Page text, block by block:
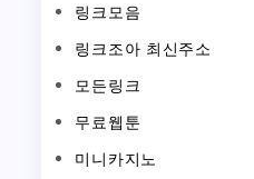
링크모음
링크조아 최신주소
모든링크
무료웹툰
미니카지노